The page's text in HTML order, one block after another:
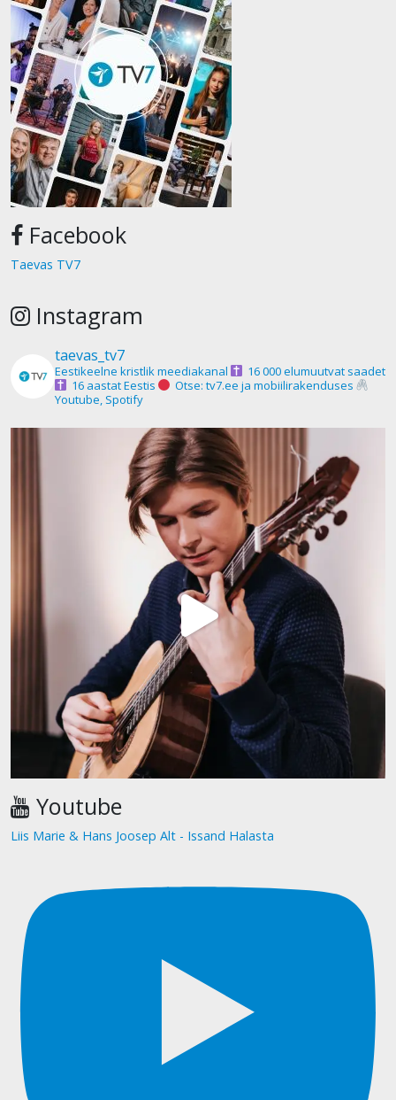
Facebook
Taevas TV7
Instagram
taevas_tv7
Eestikeelne kristlik meediakanal
16 000 elumuutvat saadet
16 aastat Eestis
Otse: tv7.ee ja mobiilirakenduses
Youtube, Spotify
Youtube
Liis Marie & Hans Joosep Alt - Issand Halasta